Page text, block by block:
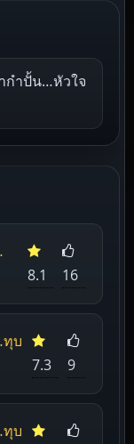
กำปั้น…หัวใจ
8.1 16
ทุบ
7.3 9
ทุบ